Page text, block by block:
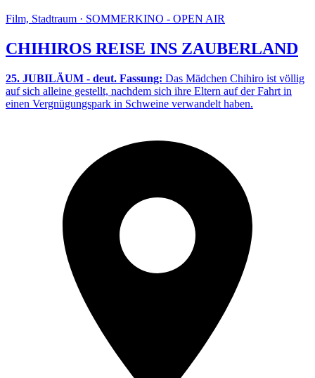
Film, Stadtraum · SOMMERKINO - OPEN AIR
CHIHIROS REISE INS ZAUBERLAND
25. JUBILÄUM - deut. Fassung: Das Mädchen Chihiro ist völlig
auf sich alleine gestellt, nachdem sich ihre Eltern auf der Fahrt in
einen Vergnügungspark in Schweine verwandelt haben.